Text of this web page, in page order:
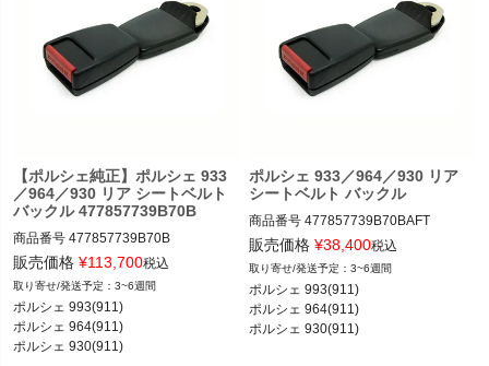
【ポルシェ純正】ポルシェ 933
／964／930 リア シートベルト
バックル 477857739B70B
商品番号 477857739B70B
PWISE"477857739B 70B"
ポルシェ 993(911) カレラ／カレラ4／
ターボ／カレラRS／カレラ4S／ター
ボS／カレラS 93-97
販売価格 ¥113,700税込
3~6週間
ポルシェ 993(911)
ポルシェ 964(911)
ポルシェ 930(911)
ポルシェ 933／964／930 リア
シートベルト バックル
商品番号 477857739B70BAFT
PWISE"477857739B 70B AFT"
ポルシェ 993(911) カレラ／カレラ4／
ターボ／カレラRS／カレラ4S／ター
ボS／カレラS 93-97
販売価格 ¥38,400税込
3~6週間
ポルシェ 993(911)
ポルシェ 964(911)
ポルシェ 930(911)